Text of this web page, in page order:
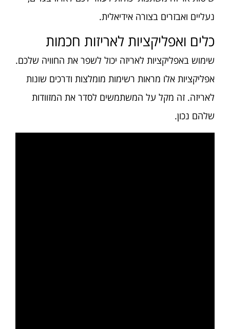
נעליים ואבזרים בצורה אידיאלית.
כלים ואפליקציות לאריזות חכמות
שימוש באפליקציות לאריזה יכול לשפר את החוויה שלכם.
אפליקציות אלו מראות רשימות מומלצות ודרכים שונות
לאריזה. זה מקל על המשתמשים לסדר את המזוודות
שלהם נכון.